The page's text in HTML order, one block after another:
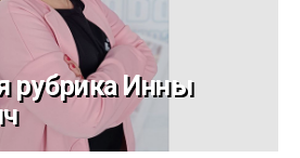
рубрика Инны